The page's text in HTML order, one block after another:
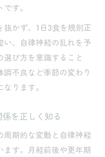
す。
かず、1日3食を規則正
い、自律神経の乱れを予
び方を意識すること
不良など季節の変わり
ります。
を正しく知る
周期的な変動と自律神経
す。月経前後や更年期